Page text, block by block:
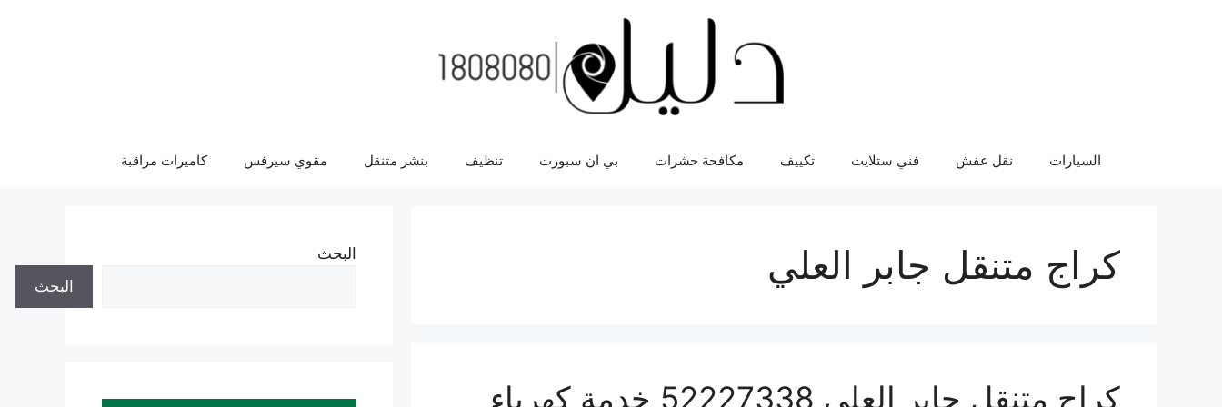
السيارات نقل عفش فني ستلايت تكييف مكافحة حشرات بي ان سبورت تنظيف بنشر متنقل مقوي سيرفس كاميرات مراقبة
كراج متنقل جابر العلي
كراج متنقل جابر العلي 52227338 خدمة كهرباء
البحث
البحث